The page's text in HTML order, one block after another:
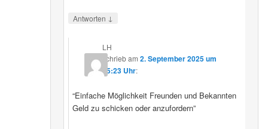
Antworten ↓
LH
schriebam2. September 2025 um
15:23 Uhr:
“Einfache Möglichkeit Freunden und Bekannten
Geld zu schicken oder anzufordern”